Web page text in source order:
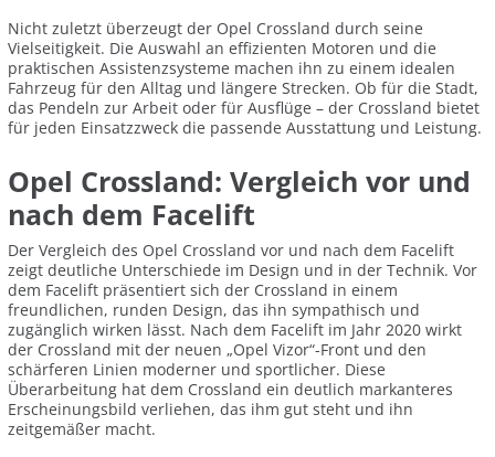
Nicht zuletzt überzeugt der Opel Crossland durch seine
Vielseitigkeit. Die Auswahl an effizienten Motoren und die
praktischen Assistenzsysteme machen ihn zu einem idealen
Fahrzeug für den Alltag und längere Strecken. Ob für die Stadt,
das Pendeln zur Arbeit oder für Ausflüge – der Crossland bietet
für jeden Einsatzzweck die passende Ausstattung und Leistung.
Opel Crossland: Vergleich vor und
nach dem Facelift
Der Vergleich des Opel Crossland vor und nach dem Facelift
zeigt deutliche Unterschiede im Design und in der Technik. Vor
dem Facelift präsentiert sich der Crossland in einem
freundlichen, runden Design, das ihn sympathisch und
zugänglich wirken lässt. Nach dem Facelift im Jahr 2020 wirkt
der Crossland mit der neuen „Opel Vizor“-Front und den
schärferen Linien moderner und sportlicher. Diese
Überarbeitung hat dem Crossland ein deutlich markanteres
Erscheinungsbild verliehen, das ihm gut steht und ihn
zeitgemäßer macht.